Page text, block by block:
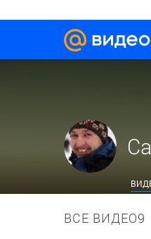
ВСЕ ВИДЕО9